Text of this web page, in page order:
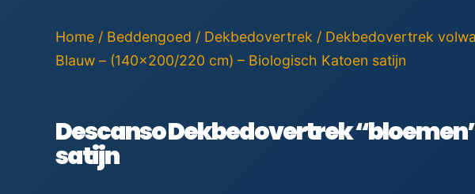
Home / Beddengoed / Dekbedovertrek / Dekbedovertrek
Blauw – (140×200/220 cm) – Biologisch Katoen satijn
Descanso Dekbedovertrek
satijn